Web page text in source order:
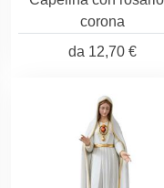
corona
da 12,70 €